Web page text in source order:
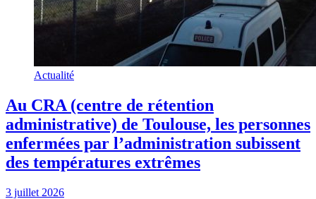
Actualité
Au CRA (centre de rétention
administrative) de Toulouse, les personnes
enfermées par l’administration subissent
des températures extrêmes
3 juillet 2026